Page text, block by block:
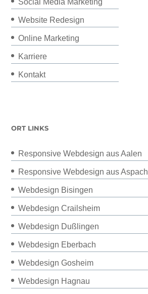
Social Media Marketing
Website Redesign
Online Marketing
Karriere
Kontakt
ORT LINKS
Responsive Webdesign aus Aalen
Responsive Webdesign aus Aspach
Webdesign Bisingen
Webdesign Crailsheim
Webdesign Dußlingen
Webdesign Eberbach
Webdesign Gosheim
Webdesign Hagnau